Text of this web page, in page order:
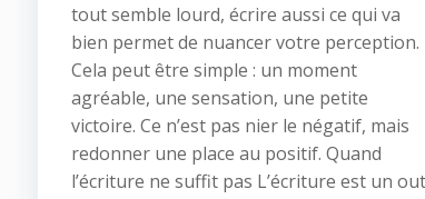
tout semble lourd, écrire aussi ce qui va
bien permet de nuancer votre perception.
Cela peut être simple : un moment
agréable, une sensation, une petite
victoire. Ce n’est pas nier le négatif, mais
redonner une place au positif. Quand
l’écriture ne suffit pas L’écriture est un